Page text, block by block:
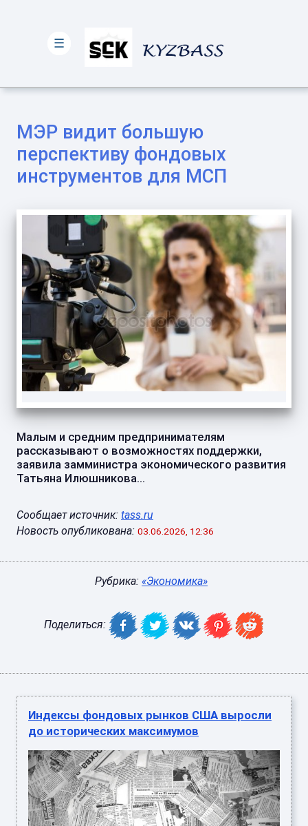
МЭР видит большую
перспективу фондовых
инструментов для МСП
Малым и средним предпринимателям
рассказывают о возможностях поддержки,
заявила замминистра экономического развития
Татьяна Илюшникова...
Сообщает источник: tass.ru
Новость опубликована: 03.06.2026, 12:36
Рубрика: «Экономика»
Поделиться:
Индексы фондовых рынков США выросли
до исторических максимумов
☰